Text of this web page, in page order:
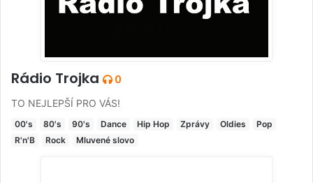
Rádio Trojka 0
TO NEJLEPŠÍ PRO VÁS!
00's 80's 90's Dance Hip Hop Zprávy Oldies
Pop
R'n'B
Rock Mluvené slovo